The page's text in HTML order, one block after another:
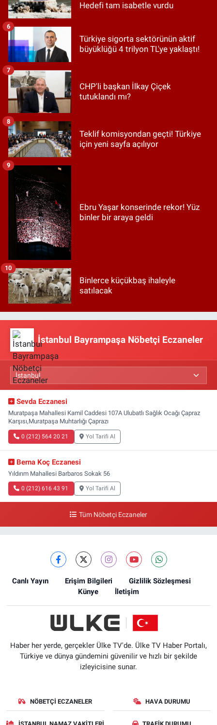
Hedefi tam isabetle vurdu
Türkiye sigorta sektörünün aktif
büyüklüğü 4 trilyon TL'ye yaklaştı!
6
CHP'li başkan İlkay Çiçek
tutuklandı mı?
7
Teklif komisyondan geçti! Türkiye
için yeni sayfa açılıyor
8
Ebru Yaşar konserinde rekor! Yüz
binler bir araya geldi
9
Binlerce küçükbaş ihaleyle
satılacak
10
İstanbul Bayrampaşa Nöbetçi Eczaneler
Sevda Eczanesi
Muratpaşa Mahallesi Kamil Caddesi 107A Ulubatlı Sağlık Ocağı Çapraz
Karşısı,Muratpaşa Muhtarlığı Çaprazı
0 (212) 564 20 21 Yol Tarifi Al
Berna Koç Eczanesi
Yıldırım Mahallesi Barbaros Sokak 56
0 (212) 616 43 91 Yol Tarifi Al
Tüm Nöbetçi Eczaneler
Canlı Yayın Erişim Bilgileri
Gizlilik Sözleşmesi
Künye
İletişim
Haber her yerde, gerçekler Ülke TV'de. Ülke TV Haber Portalı,
Türkiye ve dünya gündemini güvenilir ve hızlı bir şekilde
izleyicisine sunar.
NÖBETÇI ECZANELER HAVA DURUMU